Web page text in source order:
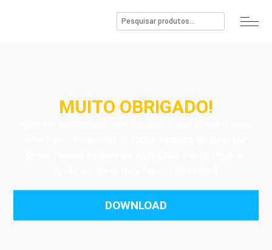
MUITO OBRIGADO!
DOWNLOAD